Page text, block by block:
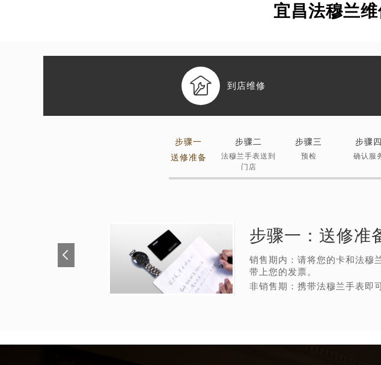
宜昌法穆兰
 到店维修
步骤一
送修准备
步骤二
法穆兰手表送到
门店
步骤三
预检
步骤四
确认服
步骤一： 送修准
销售期内：请将您的卡和法穆
带上您的发票。
非销售期：携带法穆兰手表即可